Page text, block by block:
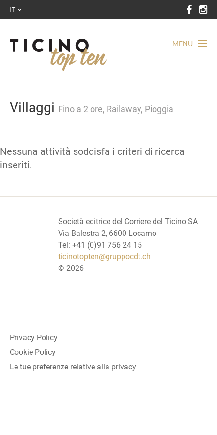
MENU
IT
Villaggi Fino a 2 ore, Railaway, Pioggia
Nessuna attività soddisfa i criteri di ricerca
inseriti.
Società editrice del Corriere del Ticino SA
Via Balestra 2, 6600 Locarno
Tel: +41 (0)91 756 24 15
ticinotopten@gruppocdt.ch
© 2026
Privacy Policy
Cookie Policy
Le tue preferenze relative alla privacy